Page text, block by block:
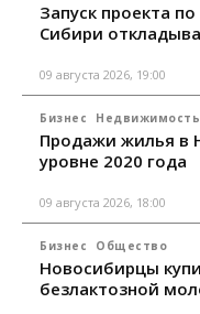
Запуск проекта
Сибири
09 августа 2026, 19:00
Бизнес Недвижимость
Продажи жилья в
уровне 2020 года
09 августа 2026, 18:00
Бизнес Общество
Новосибирцы
безлактозной